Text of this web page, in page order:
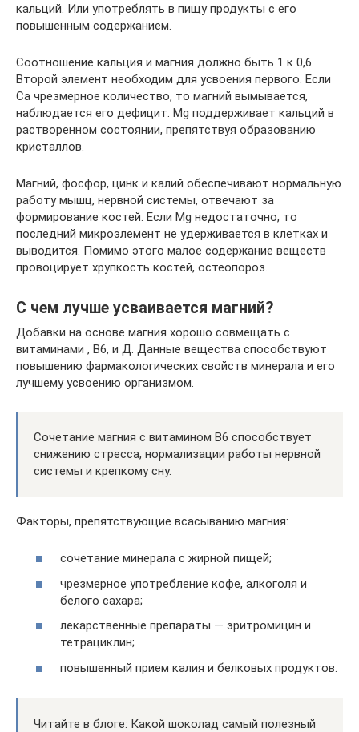
кальций. Или употреблять в пищу продукты с его
повышенным содержанием.
Соотношение кальция и магния должно быть 1 к 0,6.
Второй элемент необходим для усвоения первого. Если
Ca чрезмерное количество, то магний вымывается,
наблюдается его дефицит. Mg поддерживает кальций в
растворенном состоянии, препятствуя образованию
кристаллов.
Магний, фосфор, цинк и калий обеспечивают нормальную
работу мышц, нервной системы, отвечают за
формирование костей. Если Mg недостаточно, то
последний микроэлемент не удерживается в клетках и
выводится. Помимо этого малое содержание веществ
провоцирует хрупкость костей, остеопороз.
С чем лучше усваивается магний?
Добавки на основе магния хорошо совмещать с
витаминами , В6, и Д. Данные вещества способствуют
повышению фармакологических свойств минерала и его
лучшему усвоению организмом.
Сочетание магния с витамином B6 способствует
снижению стресса, нормализации работы нервной
системы и крепкому сну.
Факторы, препятствующие всасыванию магния:
сочетание минерала с жирной пищей;
чрезмерное употребление кофе, алкоголя и
белого сахара;
лекарственные препараты — эритромицин и
тетрациклин;
повышенный прием калия и белковых продуктов.
Читайте в блоге: Какой шоколад самый полезный